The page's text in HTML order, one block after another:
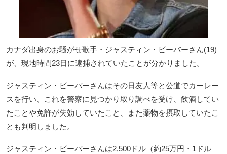
カナダ出身のお騒がせ歌手・ジャスティン・ビーバーさん(19)
が、現地時間23日に逮捕されていたことが分かりました。
ジャスティン・ビーバーさんはその日友人等と公道でカーレー
スを行い、これを警察に見つかり取り調べを受け、飲酒してい
たことや免許が失効していたこと、また薬物を摂取していたこ
とも判明しました。
ジャスティン・ビーバーさんは2,500ドル（約25万円・1ドル